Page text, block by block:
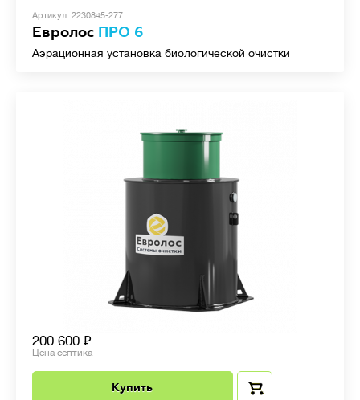
Артикул: 2230845-277
Евролос ПРО 6
Аэрационная установка биологической очистки
200 600
Цена септика
Купить